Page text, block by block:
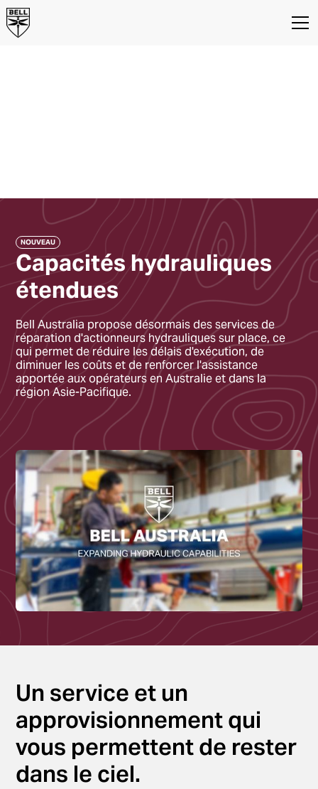
Centre d'entretien et
de réparation
NOUVEAU
Capacités hydrauliques
étendues
Bell Australia propose désormais des services de
réparation d'actionneurs hydrauliques sur place, ce
qui permet de réduire les délais d'exécution, de
diminuer les coûts et de renforcer l'assistance
apportée aux opérateurs en Australie et dans la
région Asie-Pacifique.
Un service et un
approvisionnement qui
vous permettent de rester
dans le ciel.